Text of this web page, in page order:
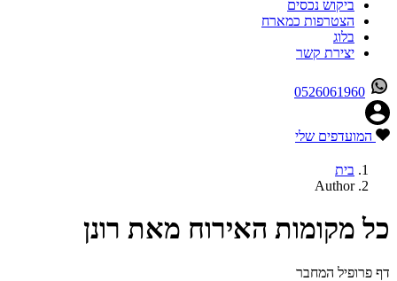
ביקוש נכסים
הצטרפות כמארח
בלוג
יצירת קשר
0526061960
המועדפים שלי
בית
Author
כל מקומות האירוח מאת רונן
דף פרופיל המחבר